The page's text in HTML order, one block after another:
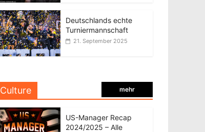
Deutschlands echte
Turniermannschaft
21. September 2025
Culture mehr
US-Manager Recap
2024/2025 – Alle